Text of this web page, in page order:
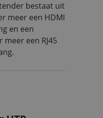
bestaat uit
meer een HDMI
en een
een RJ45